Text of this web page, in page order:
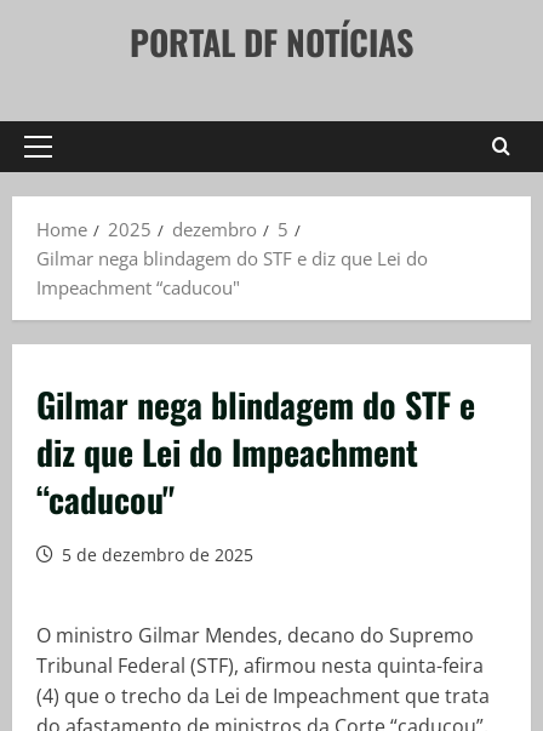
PORTAL DF NOTÍCIAS
Primary
Home
2025 dezembro
5
Gilmar nega blindagem do STF e diz que Lei do
Impeachment “caducou"
Gilmar nega blindagem do STF e
diz que Lei do Impeachment
“caducou"
5 de dezembro de 2025
O ministro Gilmar Mendes, decano do Supremo
Tribunal Federal (STF), afirmou nesta quinta-feira
(4) que o trecho da Lei de Impeachment que trata